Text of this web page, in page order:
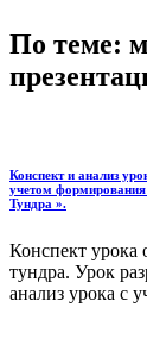
По теме:
Конспект и анализ
учетом
Тундра ».
Конспект
тундра. Урок
анализ урока с